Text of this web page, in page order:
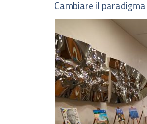
Cambiare il paradigma